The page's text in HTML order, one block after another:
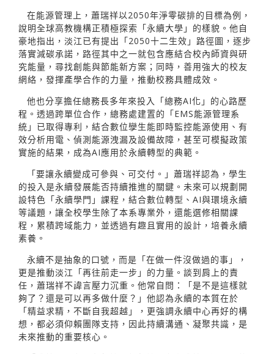
在能源管理上，蕭瑞祥以2050年淨零碳排的目標為例，
說明全球高教機構正積極探索「永續大學」的樣貌。他自
豪地指出，淡江已有提出「2050十二生效」路徑圖，逐步
落實減碳承諾，路徑其中之一就包含應結合校內師資與研
究能量，尋找創能與節能新方案；同時，善用強大的校友
網絡，發揮產學合作的力量，推動校務具體成效。
他也分享擔任總務長多年來投入「總務AI化」的心路歷
程。透過跨單位合作，總務處建置的「EMS能源管理系
統」已取得專利，結合數位孿生能即時監控能源使用、有
效分析用電、偵測能源洩漏及設備故障，甚至可模擬政策
實施的結果，成為AI應用於永續轉型的典範。
「要讓永續變成可參與、可交付。」蕭瑞祥認為，學生
的投入是永續發展能否持續推進的關鍵。未來可以規劃開
設特色「永續學門」課程，結合數位轉型、AI與環境永續
等議題，讓全校學生除了本系專業外，還能選修相關課
程，累積跨域能力，並透過有趣且實用的設計，培養永續
素養。
永續不是抽象的口號，而是「在做一件沒做過的事」，
更是推動淡江「再往前走一步」的力量。談到肩上的責
任，蕭瑞祥不諱言壓力沉重。他常自問：「是不是這樣就
夠了？還是可以再多做什麼？」他認為永續的本質在於
「精益求精，不斷自我超越」，更強調永續中心再好的構
想，都必須仰賴團隊支持，因此持續溝通、凝聚共識，是
未來推動的重要核心。